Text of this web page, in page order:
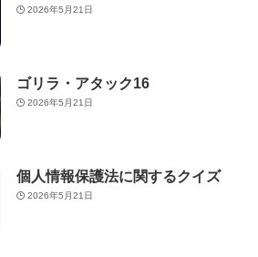
2026年5月21日
ゴリラ・アタック16
2026年5月21日
個人情報保護法に関するクイズ
2026年5月21日